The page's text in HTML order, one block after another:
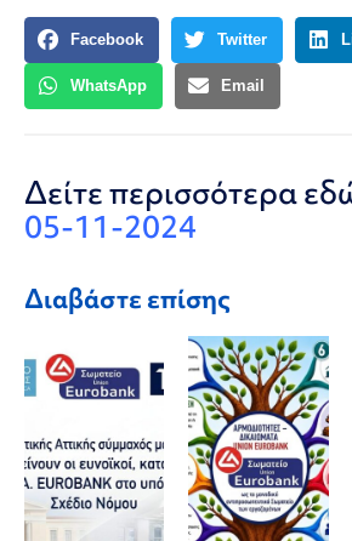
Facebook Twitter
WhatsApp Email
Δείτε περισσότερα
05-11-2024
Διαβάστε επίσης